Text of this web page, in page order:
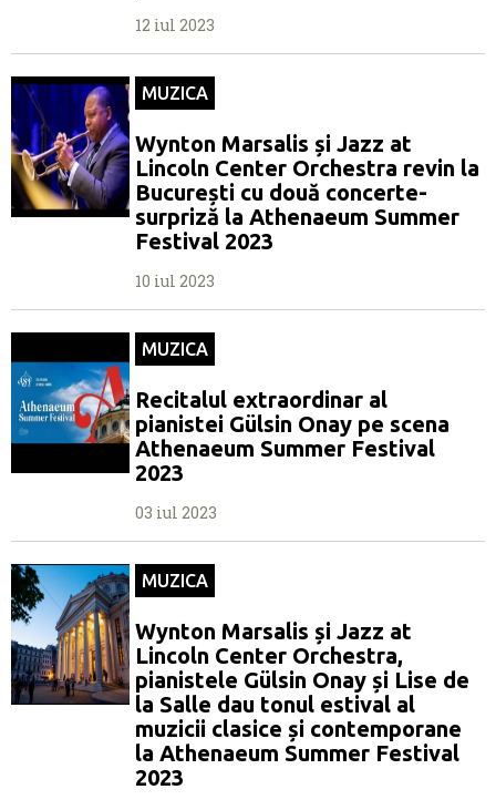
12 iul 2023
MUZICA
Wynton Marsalis și Jazz at
Lincoln Center Orchestra revin la
București cu două concerte-
surpriză la Athenaeum Summer
Festival 2023
10 iul 2023
MUZICA
Recitalul extraordinar al
pianistei Gülsin Onay pe scena
Athenaeum Summer Festival
2023
03 iul 2023
MUZICA
Wynton Marsalis și Jazz at
Lincoln Center Orchestra,
pianistele Gülsin Onay și Lise de
la Salle dau tonul estival al
muzicii clasice și contemporane
la Athenaeum Summer Festival
2023